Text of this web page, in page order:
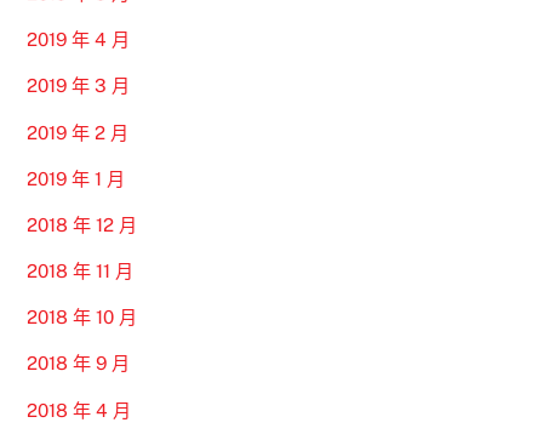
2019 年 4 月
2019 年 3 月
2019 年 2 月
2019 年 1 月
2018 年 12 月
2018 年 11 月
2018 年 10 月
2018 年 9 月
2018 年 4 月